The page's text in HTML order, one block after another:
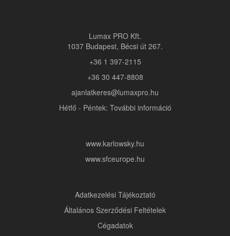
Lumax PRO Kft.
1037 Budapest, Bécsi út 267.
+36 1 397-2115
+36 30 447-8808
ajanlatkeres@lumaxpro.hu
Hétfő - Péntek: További információ
www.karlowsky.hu
www.sfceurope.hu
Adatkezelési Tájékoztató
Általános Szerződési Feltételek
Cégadatok